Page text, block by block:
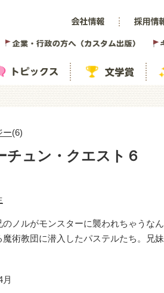
ー(6)
チュン・クエスト６
ノルがモンスターに襲われちゃうなん
術教団に潜入したパステルたち。兄妹
月